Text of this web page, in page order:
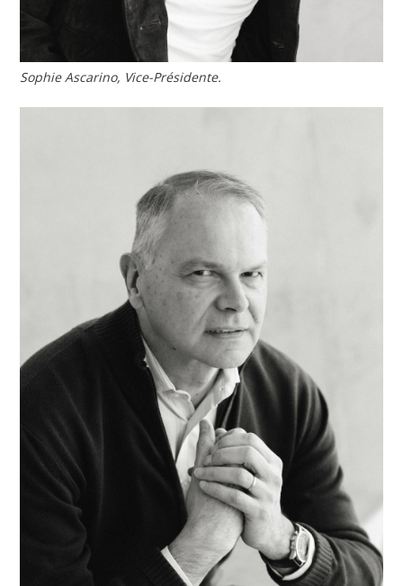
Sophie Ascarino, Vice-Présidente.